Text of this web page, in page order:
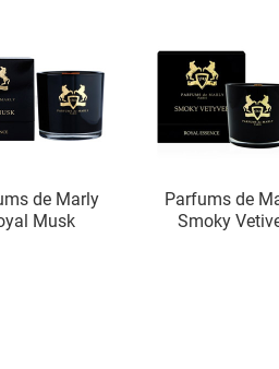
de Marly
Musk
Parfums de
Smoky